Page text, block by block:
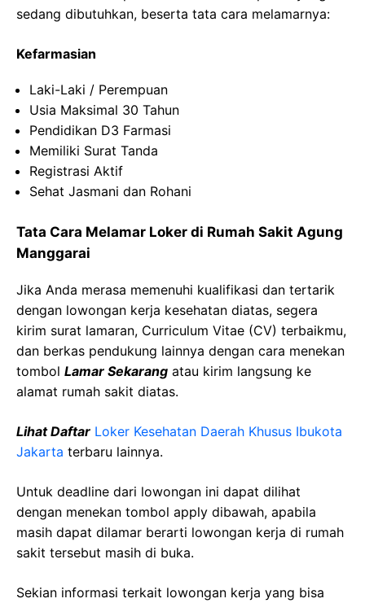
sedang dibutuhkan, beserta tata cara melamarnya:
Kefarmasian
Laki-Laki / Perempuan
Usia Maksimal 30 Tahun
Pendidikan D3 Farmasi
Memiliki Surat Tanda
Registrasi Aktif
Sehat Jasmani dan Rohani
Tata Cara Melamar Loker di Rumah Sakit Agung
Manggarai
Jika Anda merasa memenuhi kualifikasi dan tertarik
dengan lowongan kerja kesehatan diatas, segera
kirim surat lamaran, Curriculum Vitae (CV) terbaikmu,
dan berkas pendukung lainnya dengan cara menekan
tombol Lamar Sekarang atau kirim langsung ke
alamat rumah sakit diatas.
Lihat Daftar Loker Kesehatan Daerah Khusus Ibukota
Jakarta terbaru lainnya.
Untuk deadline dari lowongan ini dapat dilihat
dengan menekan tombol apply dibawah, apabila
masih dapat dilamar berarti lowongan kerja di rumah
sakit tersebut masih di buka.
Sekian informasi terkait lowongan kerja yang bisa